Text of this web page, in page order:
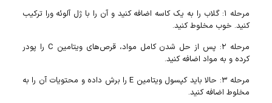
مرحله ۱: گلاب را به یک کاسه اضافه کنید و آن را با ژل آلوئه ورا ترکیب
کنید. خوب مخلوط کنید.
مرحله ۲: پس از حل شدن کامل مواد، قرص‌های ویتامین C را پودر
کرده و به مواد اضافه کنید.
مرحله ۳: حالا باید کپسول ویتامین E را برش داده و محتویات آن را به
مخلوط اضافه کنید.